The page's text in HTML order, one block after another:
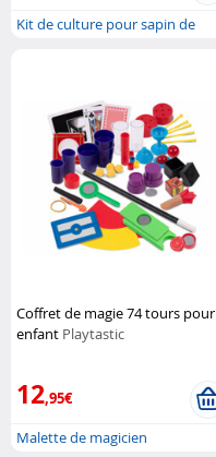
Kit de culture pour sapin de
Coffret de magie 74 tours pour
enfant Playtastic
12,95€
Malette de magicien